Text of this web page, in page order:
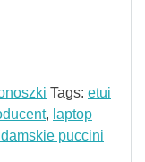
Tags: etui
, laptop
puccini